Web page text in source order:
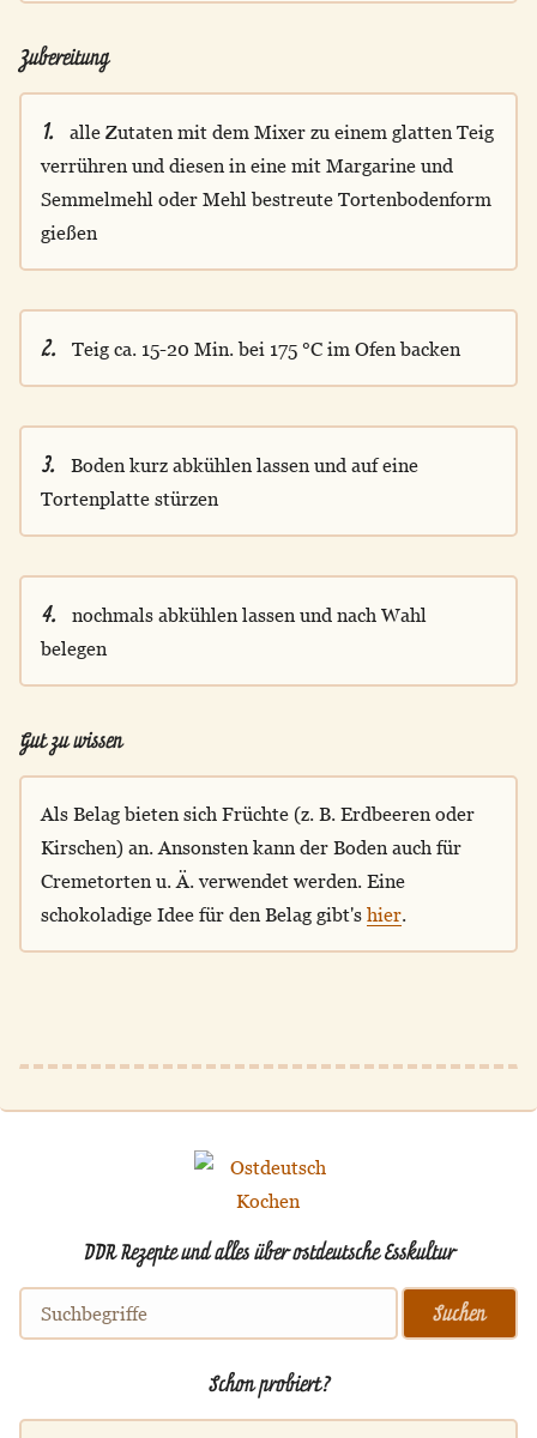
Zubereitung
1.
alle Zutaten mit dem Mixer zu einem glatten Teig
verrühren und diesen in eine mit Margarine und
Semmelmehl oder Mehl bestreute Tortenbodenform
gießen
2. Teig ca. 15-20 Min. bei 175 °C im Ofen backen
3.
Boden kurz abkühlen lassen und auf eine
Tortenplatte stürzen
4.
nochmals abkühlen lassen und nach Wahl
belegen
Gut zu wissen
Als Belag bieten sich Früchte (z. B. Erdbeeren oder
Kirschen) an. Ansonsten kann der Boden auch für
Cremetorten u. Ä. verwendet werden. Eine
schokoladige Idee für den Belag gibt's hier.
DDR Rezepte und alles über ostdeutsche Esskultur
Schon probiert?